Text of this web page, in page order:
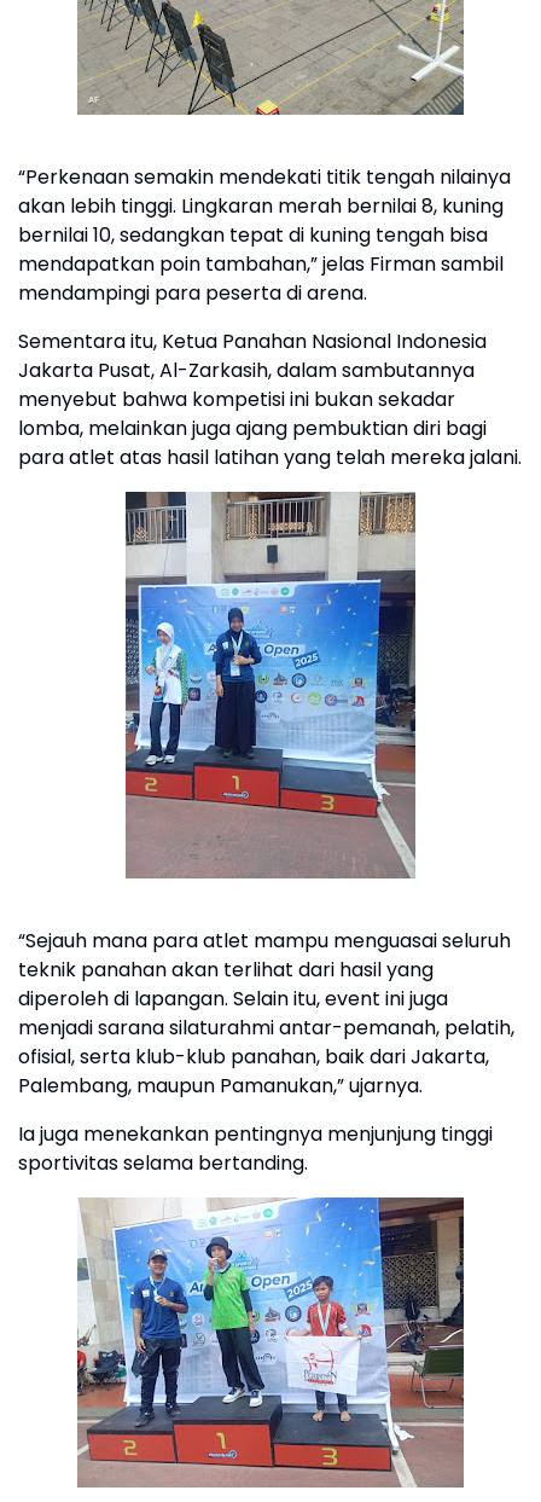
“Perkenaan semakin mendekati titik tengah nilainya
akan lebih tinggi. Lingkaran merah bernilai 8, kuning
bernilai 10, sedangkan tepat di kuning tengah bisa
mendapatkan poin tambahan,” jelas Firman sambil
mendampingi para peserta di arena.
Sementara itu, Ketua Panahan Nasional Indonesia
Jakarta Pusat, Al-Zarkasih, dalam sambutannya
menyebut bahwa kompetisi ini bukan sekadar
lomba, melainkan juga ajang pembuktian diri bagi
para atlet atas hasil latihan yang telah mereka jalani.
“Sejauh mana para atlet mampu menguasai seluruh
teknik panahan akan terlihat dari hasil yang
diperoleh di lapangan. Selain itu, event ini juga
menjadi sarana silaturahmi antar-pemanah, pelatih,
ofisial, serta klub-klub panahan, baik dari Jakarta,
Palembang, maupun Pamanukan,” ujarnya.
Ia juga menekankan pentingnya menjunjung tinggi
sportivitas selama bertanding.